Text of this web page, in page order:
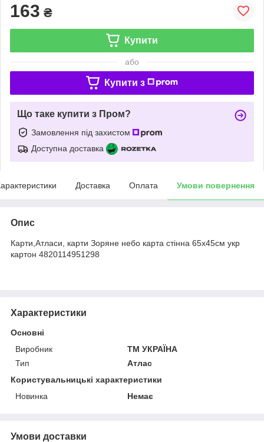
163 ₴
Купити
або
Купити з
Що таке купити з Пром?
Замовлення під захистом
Доступна доставка
Доставка Оплата Умови повернення
Опис
Карти,Атласи, карти Зоряне небо карта стінна 65х45см укр
картон 4820114951298
Характеристики
Основні
Виробник
ТМ УКРАЇНА
Тип
Атлас
Користувальницькі характеристики
Новинка
Немає
Умови доставки